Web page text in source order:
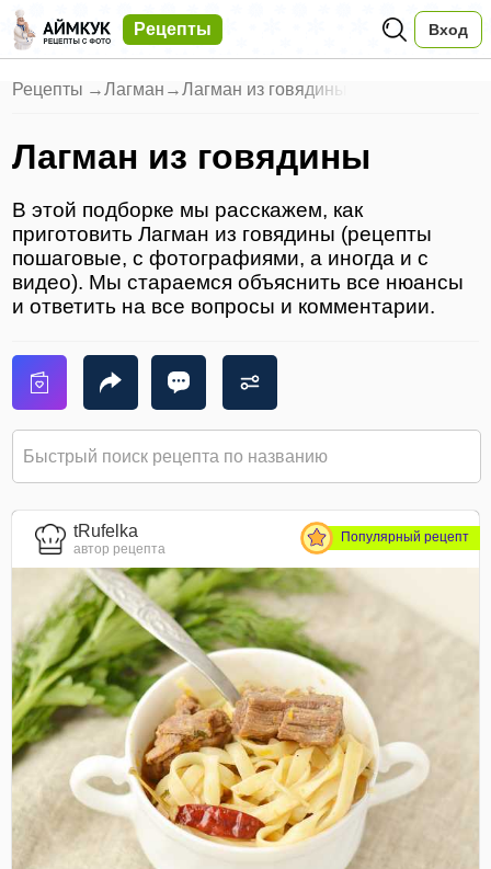
Рецепты Вход
Рецепты →Лагман →Лагман из говядины
Лагман из говядины
В этой подборке мы расскажем, как
приготовить Лагман из говядины (рецепты
пошаговые, с фотографиями, а иногда и с
видео). Мы стараемся объяснить все нюансы
и ответить на все вопросы и комментарии.
tRufelka
автор рецепта
Популярный рецепт